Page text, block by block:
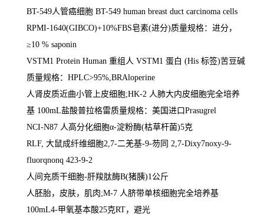
BT-549人管癌细胞 BT-549 human breast duct carcinoma cells
RPMI-1640(GIBCO)+10%FBS皂素(进分)质量规格：进分，
≥10 % saponin
VSTM1 Protein Human 重组人 VSTM1 蛋白 (His 标签)苦豆碱
质量规格： HPLC>95%,BRAloperine
人肾皮质近曲小管上皮细胞;HK-2 人肺大内皮细胞完全培养
基 100mL盐酸普拉格雷质量规格：美国进口Prasugrel
NCI-N87 人高分化细胞α-淀粉酶(枯草杆菌)5克
RLF, 大鼠成纤维细胞2,7-二羌基-9-芴同 2,7-Dixy7noxy-9-
fluorqnonq 423-9-2
人间充质干细胞-肝羧肽酶B(猪胰)1 公斤
人胚胎，皮肤，肌肉 ;M-7 人脐带单核细胞完全培养基
100mL4-甲氧基本酸25克RT，避光